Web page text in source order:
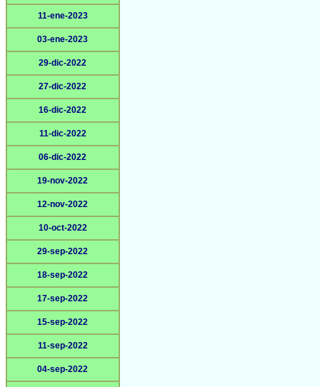
11-ene-2023
03-ene-2023
29-dic-2022
27-dic-2022
16-dic-2022
11-dic-2022
06-dic-2022
19-nov-2022
12-nov-2022
10-oct-2022
29-sep-2022
18-sep-2022
17-sep-2022
15-sep-2022
11-sep-2022
04-sep-2022